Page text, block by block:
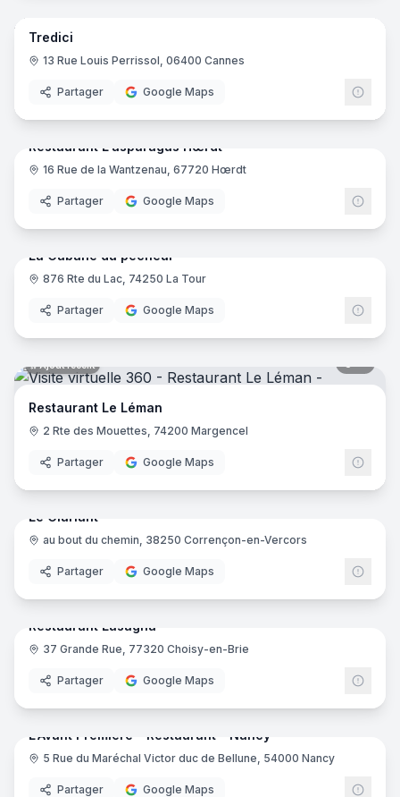
Tredici
13 Rue Louis Perrissol, 06400 Cannes
Partager Google Maps
10
Restaurant L'asparagus Hœrdt
16 Rue de la Wantzenau, 67720 Hœrdt
Partager Google Maps
12
La Cabane du pêcheur
876 Rte du Lac, 74250 La Tour
Partager Google Maps
Ajout récent
Restaurant Le Léman
2 Rte des Mouettes, 74200 Margencel
Partager Google Maps
21
Le Clariant
au bout du chemin, 38250 Corrençon-en-Vercors
Partager Google Maps
Restaurant Lasagna
37 Grande Rue, 77320 Choisy-en-Brie
Partager Google Maps
10
L'Avant Première - Restaurant - Nancy
5 Rue du Maréchal Victor duc de Bellune, 54000 Nancy
Partager Google Maps